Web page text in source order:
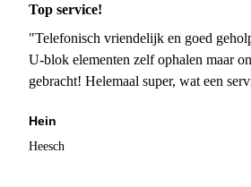
Top service!
"Telefonisch vriendelijk en goed
U-blok elementen zelf ophalen maar
gebracht! Helemaal super, wat een
Hein
Heesch